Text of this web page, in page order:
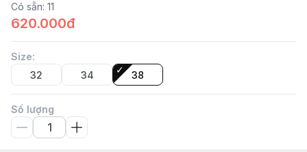
Có sẵn: 11
620.000đ
Size:
32
34 38
Số lượng